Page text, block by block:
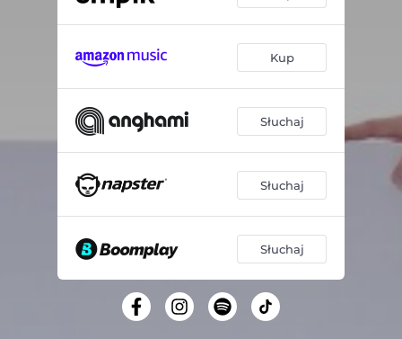
Kup
Słuchaj
Słuchaj
Słuchaj